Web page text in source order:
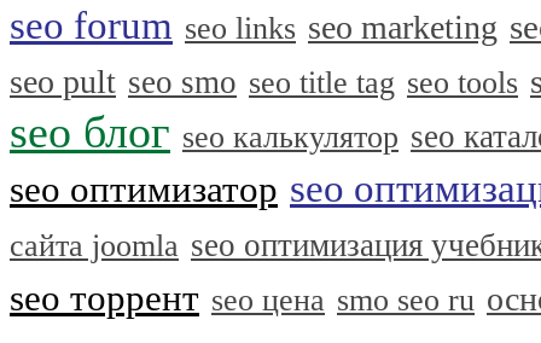
seo forum seo links seo marketing
seo pult seo smo seo title tag seo tools
seo блог seo калькулятор seo
seo оптимизатор seo
сайта joomla seo оптимизация
seo торрент seo цена smo seo ru